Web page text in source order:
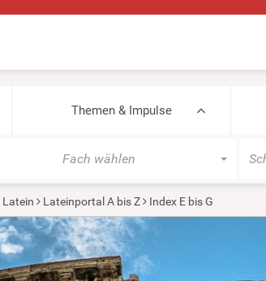
Themen & Impulse
Fach wählen
Latein Lateinportal A bis Z Index E bis G